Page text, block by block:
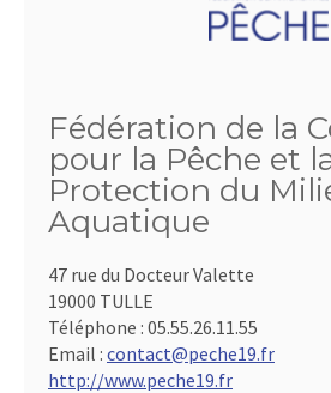
Fédération de la
pour la Pêche et
Protection du
Aquatique
47 rue du Docteur Valette
19000 TULLE
Téléphone : 05.55.26.11.55
Email : contact@peche19.fr
http://www.peche19.fr